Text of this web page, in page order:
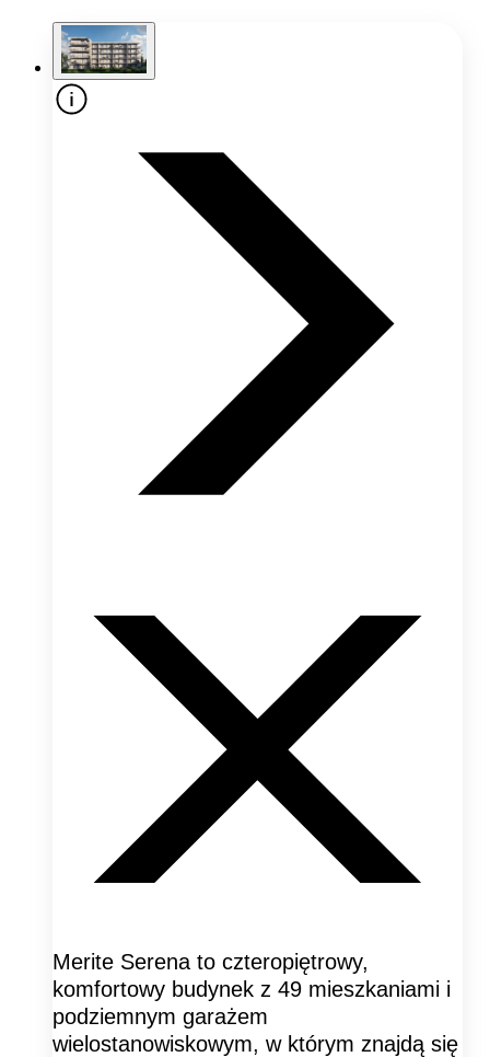
Merite Serena to czteropiętrowy,
komfortowy budynek z 49 mieszkaniami i
podziemnym garażem
wielostanowiskowym, w którym znajdą się